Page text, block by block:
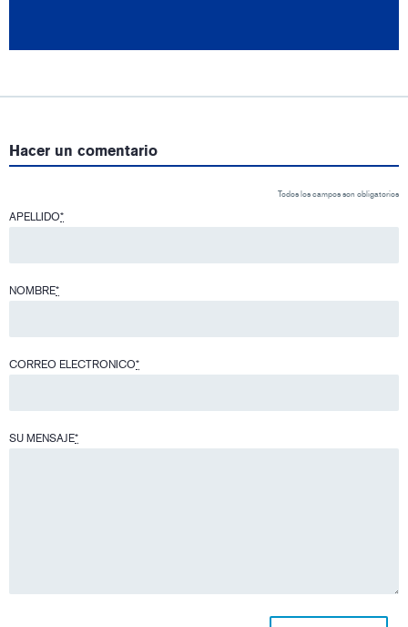
Hacer un comentario
Todos los campos son obligatorios
APELLIDO*
NOMBRE*
CORREO ELECTRONICO*
SU MENSAJE*